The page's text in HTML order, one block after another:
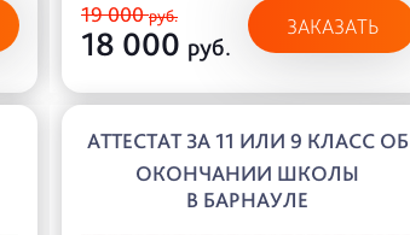
19 000руб.
18 000 руб.
ЗАКАЗАТЬ
АТТЕСТАТ ЗА 11 ИЛИ 9 КЛАСС ОБ
ОКОНЧАНИИ ШКОЛЫ
В БАРНАУЛЕ